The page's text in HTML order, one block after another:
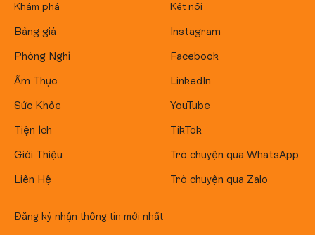
Khám phá
Bảng giá
Phòng Nghỉ
Ẩm Thực
Sức Khỏe
Tiện Ích
Giới Thiệu
Liên Hệ
Kết nối
Instagram
Facebook
LinkedIn
YouTube
TikTok
Trò chuyện qua WhatsApp
Trò chuyện qua Zalo
Đăng ký nhận thông tin mới nhất